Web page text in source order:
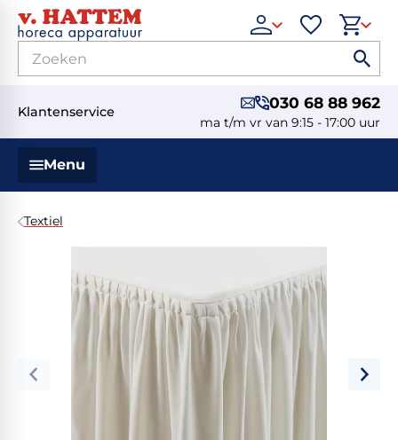
Klantenservice 030 68 88 962
ma t/m vr van 9:15 - 17:00 uur
Menu
Textiel